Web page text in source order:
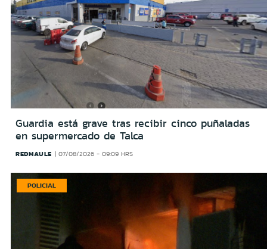
Guardia está grave tras recibir cinco puñaladas
en supermercado de Talca
REDMAULE 07/08/2026 - 09:09 HRS
POLICIAL